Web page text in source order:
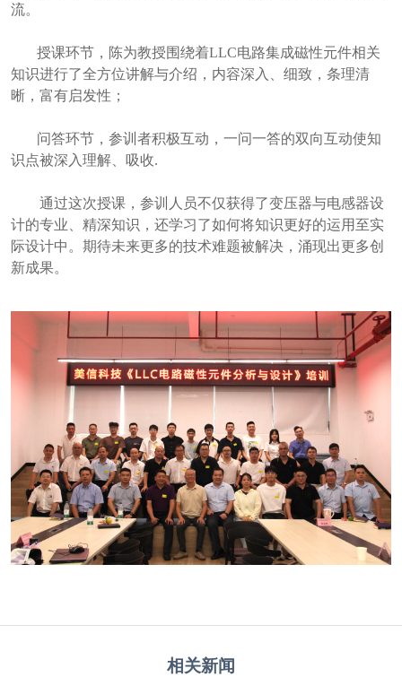
流。
授课环节，陈为教授围绕着LLC电路集成磁性元件相关
知识进行了全方位讲解与介绍，内容深入、细致，条理清
晰，富有启发性；
问答环节，参训者积极互动，一问一答的双向互动使知
识点被深入理解、吸收.
通过这次授课，参训人员不仅获得了变压器与电感器设
计的专业、精深知识，还学习了如何将知识更好的运用至实
际设计中。期待未来更多的技术难题被解决，涌现出更多创
新成果。
相关新闻